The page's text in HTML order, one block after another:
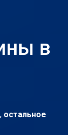
в
остальное